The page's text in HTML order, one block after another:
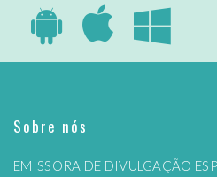
Sobre nós
EMISSORA DE DIVULGAÇÃO